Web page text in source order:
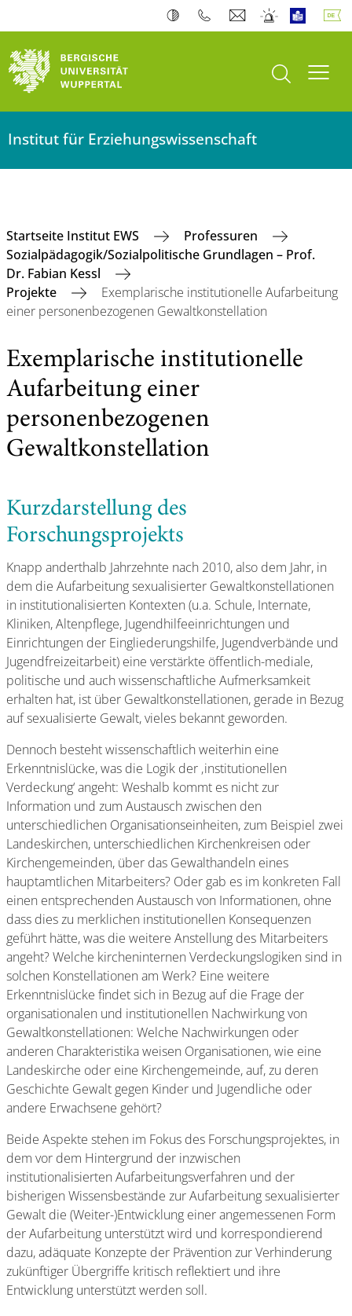
Suche öffnen
Institut für Erziehungswissenschaft
Startseite Institut EWS
Professuren
Sozialpädagogik/Sozialpolitische Grundlagen – Prof.
Dr. Fabian Kessl
Projekte
Exemplarische institutionelle Aufarbeitung
einer personenbezogenen Gewaltkonstellation
Exemplarische institutionelle
Aufarbeitung einer
personenbezogenen
Gewaltkonstellation
Kurzdarstellung des
Forschungsprojekts
Knapp anderthalb Jahrzehnte nach 2010, also dem Jahr, in
dem die Aufarbeitung sexualisierter Gewaltkonstellationen
in institutionalisierten Kontexten (u.a. Schule, Internate,
Kliniken, Altenpflege, Jugendhilfeeinrichtungen und
Einrichtungen der Eingliederungshilfe, Jugendverbände und
Jugendfreizeitarbeit) eine verstärkte öffentlich-mediale,
politische und auch wissenschaftliche Aufmerksamkeit
erhalten hat, ist über Gewaltkonstellationen, gerade in Bezug
auf sexualisierte Gewalt, vieles bekannt geworden.
Dennoch besteht wissenschaftlich weiterhin eine
Erkenntnislücke, was die Logik der ‚institutionellen
Verdeckung‘ angeht: Weshalb kommt es nicht zur
Information und zum Austausch zwischen den
unterschiedlichen Organisationseinheiten, zum Beispiel zwei
Landeskirchen, unterschiedlichen Kirchenkreisen oder
Kirchengemeinden, über das Gewalthandeln eines
hauptamtlichen Mitarbeiters? Oder gab es im konkreten Fall
einen entsprechenden Austausch von Informationen, ohne
dass dies zu merklichen institutionellen Konsequenzen
geführt hätte, was die weitere Anstellung des Mitarbeiters
angeht? Welche kircheninternen Verdeckungslogiken sind in
solchen Konstellationen am Werk? Eine weitere
Erkenntnislücke findet sich in Bezug auf die Frage der
organisationalen und institutionellen Nachwirkung von
Gewaltkonstellationen: Welche Nachwirkungen oder
anderen Charakteristika weisen Organisationen, wie eine
Landeskirche oder eine Kirchengemeinde, auf, zu deren
Geschichte Gewalt gegen Kinder und Jugendliche oder
andere Erwachsene gehört?
Beide Aspekte stehen im Fokus des Forschungsprojektes, in
dem vor dem Hintergrund der inzwischen
institutionalisierten Aufarbeitungsverfahren und der
bisherigen Wissensbestände zur Aufarbeitung sexualisierter
Gewalt die (Weiter-)Entwicklung einer angemessenen Form
der Aufarbeitung unterstützt wird und korrespondierend
dazu, adäquate Konzepte der Prävention zur Verhinderung
zukünftiger Übergriffe kritisch reflektiert und ihre
Entwicklung unterstützt werden soll.